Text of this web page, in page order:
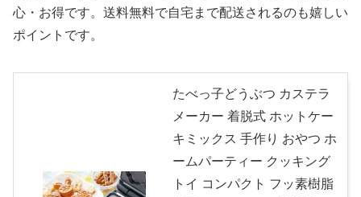
心・お得です。送料無料で自宅まで配送されるのも嬉しい
ポイントです。
たべっ子どうぶつ カステラ
メーカー 着脱式 ホットケー
キミックス 手作り おやつ ホ
ームパーティー クッキング
トイ コンパクト フッ素樹脂